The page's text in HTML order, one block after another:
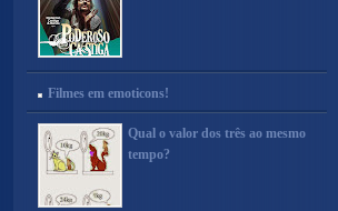
Filmes em emoticons!
Qual o valor dos três ao mesmo
tempo?